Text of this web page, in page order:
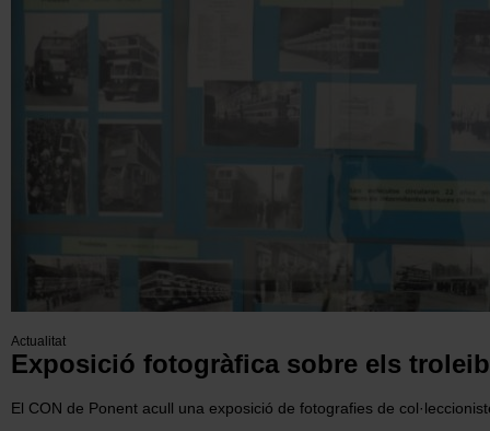
Actualitat
Exposició fotogràfica sobre els
El CON de Ponent acull una exposició de fotografies de